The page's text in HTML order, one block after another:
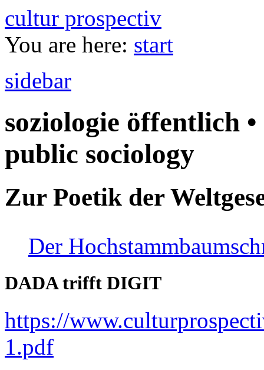
cultur prospectiv
You are here: start
sidebar
soziologie öffentlich
public sociology
Zur Poetik der
Der
DADA trifft DIGIT
https://
1.pdf